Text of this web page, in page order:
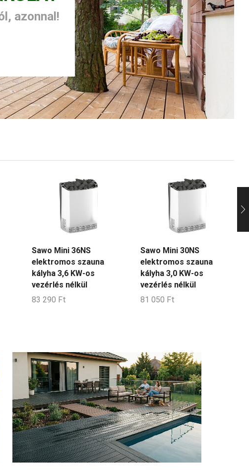
azonnal!
Sawo Mini 36NS
elektromos szauna
kályha 3,6 KW-os
vezérlés nélkül
83 290 Ft
Sawo Mini 30NS
elektromos szauna
kályha 3,0 KW-os
vezérlés nélkül
81 050 Ft